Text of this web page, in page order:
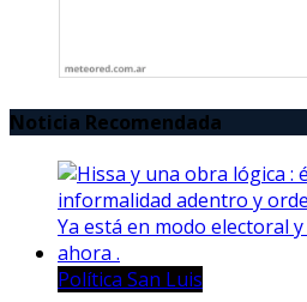
Noticia Recomendada
Política San Luis